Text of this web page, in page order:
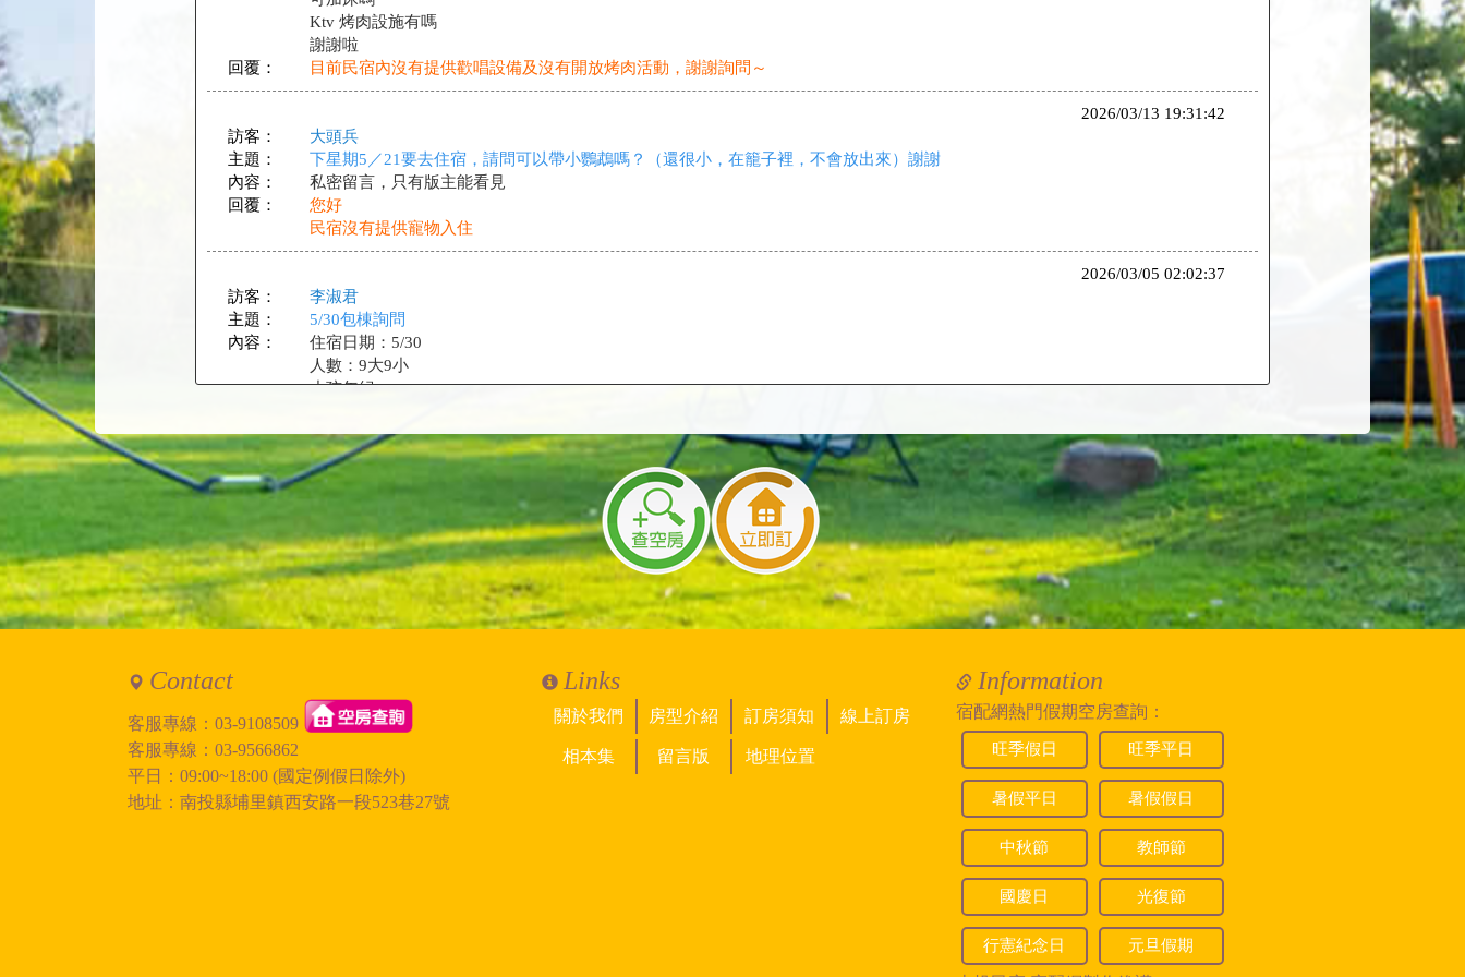
Ktv 烤肉設施有嗎
謝謝啦
回覆：
目前民宿內沒有提供歡唱設備及沒有開放烤肉活動，謝謝詢問～
2026/03/13 19:31:42
訪客：
大頭兵
主題：
下星期5／21要去住宿，請問可以帶小鸚鵡嗎？（還很小，在籠子裡，不會放出來）謝謝
內容：
私密留言，只有版主能看見
回覆：
您好
民宿沒有提供寵物入住
2026/03/05 02:02:37
訪客：
李淑君
主題：
5/30包棟詢問
內容：
住宿日期：5/30
人數：9大9小
小孩年紀
3歲*1
5歲*1
8歲*3
11歲*1
需求：
（4間4人房+1間雙人房）
或是
回覆：
不含早餐
2025/10/13 12:27:23
訪客：
安
主題：
詢問停車
您好，目前民宿要彎進523巷，這條路較窄，大台遊覽車會進不來，民宿內暫時也無法提供遊覽車的停放空間，謝謝您的詢問。
2025/09/19 14:19:14
Contact
客服專線： 03-9108509
客服專線： 03-9566862
平日：09:00~18:00 (國定例假日除外)
地址：南投縣埔里鎮西安路一段523巷27號
Links
關於我們 房型介紹 訂房須知 線上訂房
相本集 留言版 地理位置
Information
宿配網熱門假期空房查詢：
旺季假日 旺季平日
暑假平日 暑假假日
中秋節 教師節
國慶日 光復節
行憲紀念日 元旦假期